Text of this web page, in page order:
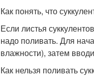
Как понять, что
Если листья
надо поливать. Для
влажности), затем
Как нельзя поливать